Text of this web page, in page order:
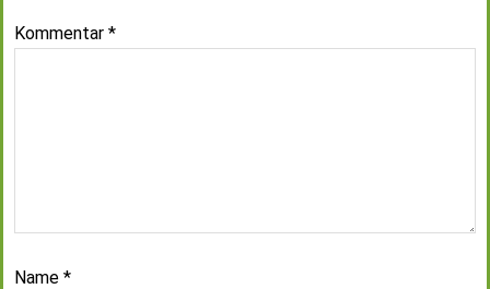
Kommentar *
Name *